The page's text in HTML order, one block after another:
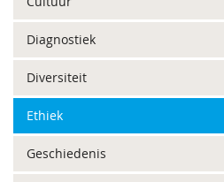
Diagnostiek
Diversiteit
Ethiek
Geschiedenis